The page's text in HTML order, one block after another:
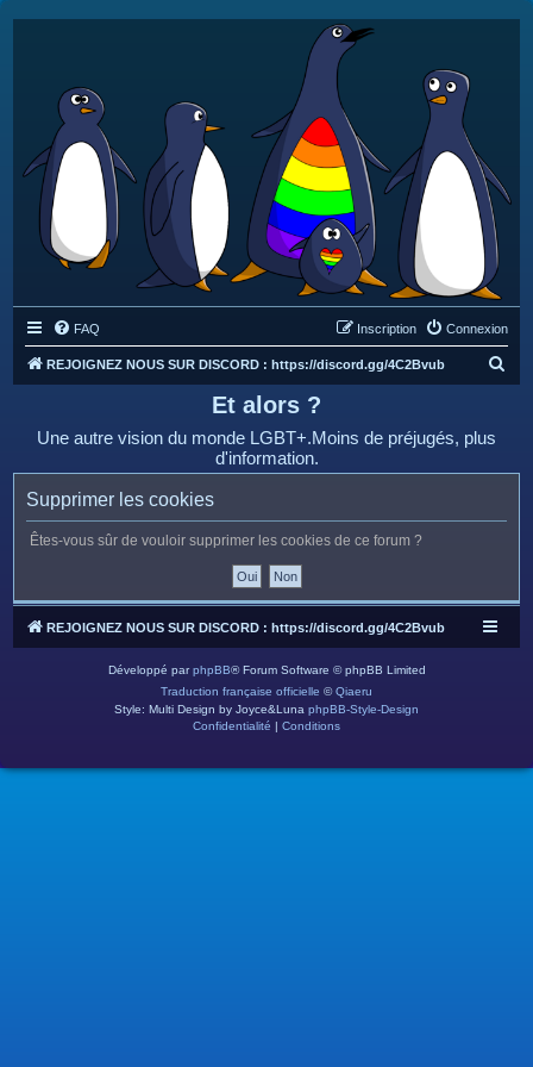
FAQ Connexion
Inscription
REJOIGNEZ NOUS SUR DISCORD : https://discord.gg/4C2Bvub
e
Et alors ?
Une autre vision du monde LGBT+.Moins de préjugés, plus
d'information.
Supprimer les cookies
Êtes-vous sûr de vouloir supprimer les cookies de ce forum ?
REJOIGNEZ NOUS SUR DISCORD : https://discord.gg/4C2Bvub
Développé parphpBB® Forum Software © phpBB Limited
Traduction française officielle ©Qiaeru
Style: Multi Design by Joyce&Luna phpBB-Style-Design
Confidentialité | Conditions